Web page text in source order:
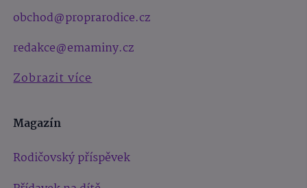
obchod@proprarodice.cz
redakce@emaminy.cz
Zobrazit více
Magazín
Rodičovský příspěvek